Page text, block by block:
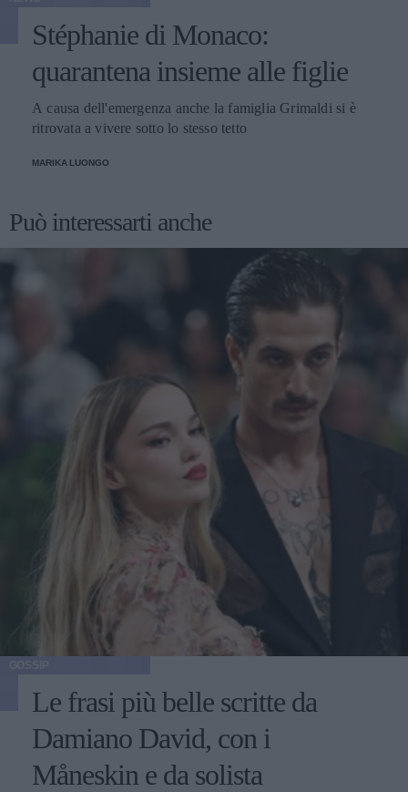
Stéphanie di Monaco:
quarantena insieme alle figlie
A causa dell'emergenza anche la famiglia Grimaldi si è
ritrovata a vivere sotto lo stesso tetto
MARIKA LUONGO
Può interessarti anche
Le frasi più belle scritte da
Damiano David, con i
Måneskin e da solista